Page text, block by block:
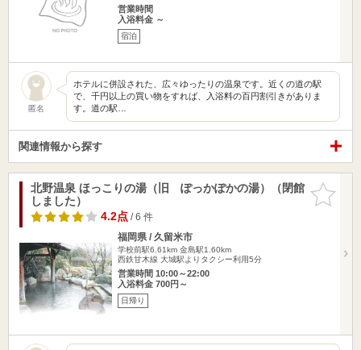
営業時間
入浴料金 ～
宿泊
匿名
ホテルに併設された、広々ゆったりの温泉です。近くの道の駅
で、千円以上の買い物をすれば、入浴料の百円割引きがありま
す。道の駅…
関連情報から探す
お気に入
りに追加
北野温泉 ほっこりの湯（旧 ぽっかぽかの湯）（閉館
しました）
4.2点/ 6 件
福岡県 / 久留米市
学校前駅6.61km 金島駅1.60km
西鉄甘木線 大城駅よりタクシー利用5分
営業時間 10:00～22:00
入浴料金 700円～
日帰り